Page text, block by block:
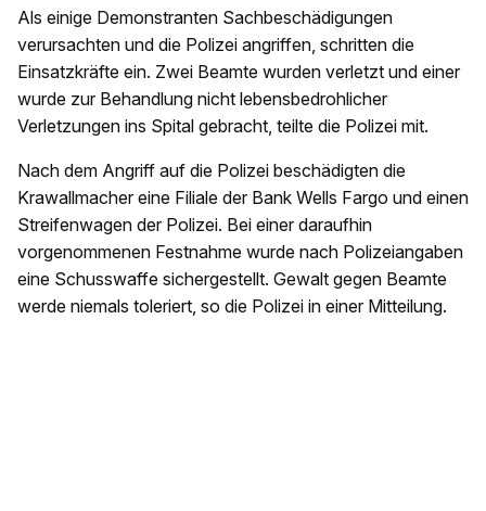
Als einige Demonstranten Sachbeschädigungen
verursachten und die Polizei angriffen, schritten die
Einsatzkräfte ein. Zwei Beamte wurden verletzt und einer
wurde zur Behandlung nicht lebensbedrohlicher
Verletzungen ins Spital gebracht, teilte die Polizei mit.
Nach dem Angriff auf die Polizei beschädigten die
Krawallmacher eine Filiale der Bank Wells Fargo und einen
Streifenwagen der Polizei. Bei einer daraufhin
vorgenommenen Festnahme wurde nach Polizeiangaben
eine Schusswaffe sichergestellt. Gewalt gegen Beamte
werde niemals toleriert, so die Polizei in einer Mitteilung.